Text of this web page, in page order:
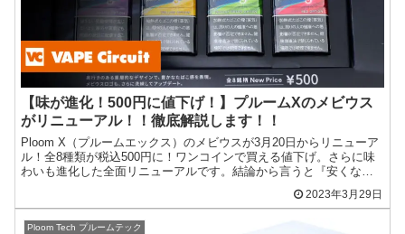
【味が進化！500円に値下げ！】プルームXのメビウス
がリニューアル！！徹底解説します！！
Ploom X（プルームエックス）のメビウスが3月20日からリニューア
ル！全8種類が税込500円に！ワンコインで買える値下げ。さらに味
わいも進化した全面リニューアルです。結論から言うと『安くなっ
2023年3月29日
Ploom Tech プルームテック